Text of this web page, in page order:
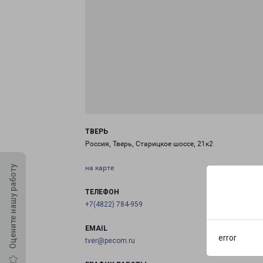
error
Оцените нашу работу
ТВЕРЬ
Россия, Тверь, Старицкое шоссе, 21к2
на карте
ТЕЛЕФОН
+7(4822) 784-959
EMAIL
tver@pecom.ru